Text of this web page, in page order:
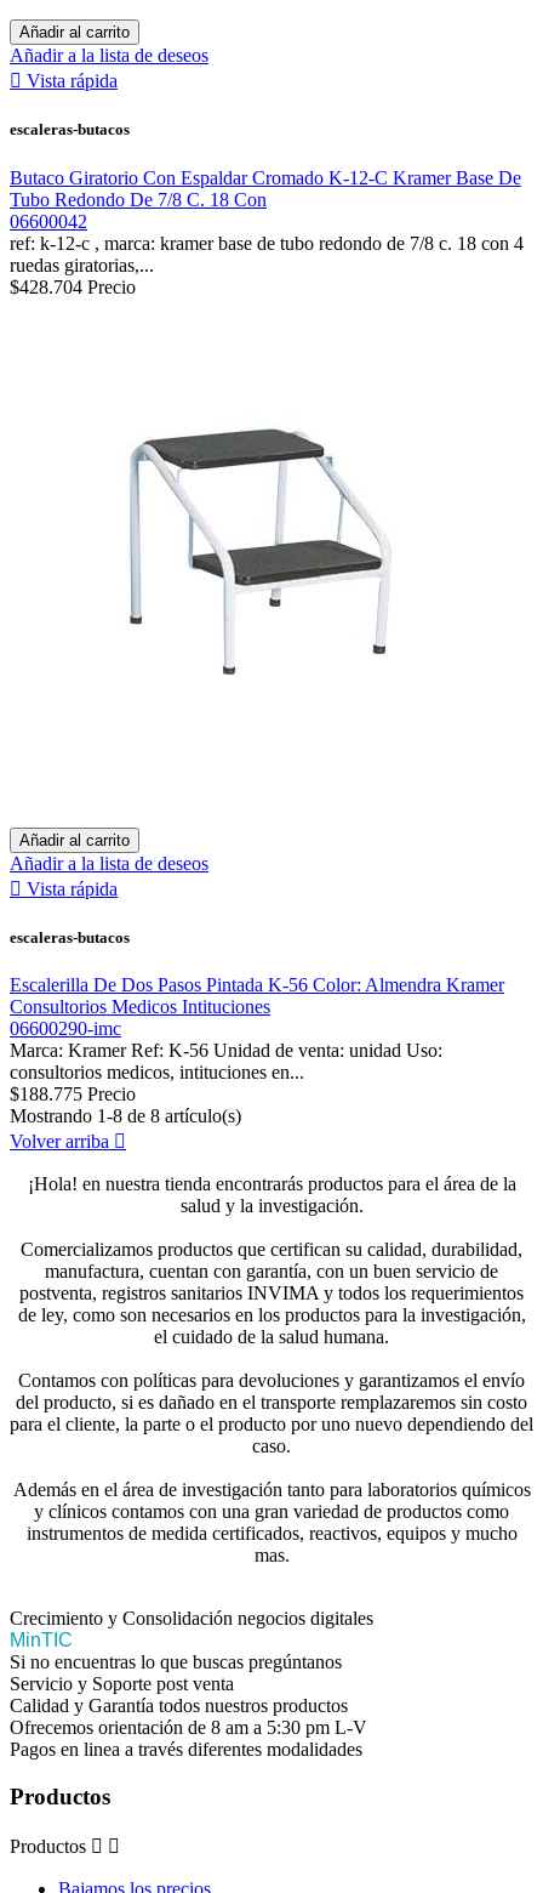
Añadir al carrito
Añadir a la lista de deseos
 Vista rápida
escaleras-butacos
Butaco Giratorio Con Espaldar Cromado K-12-C Kramer Base De
Tubo Redondo De 7/8 C. 18 Con
06600042
ref: k-12-c , marca: kramer base de tubo redondo de 7/8 c. 18 con 4
ruedas giratorias,...
$428.704 Precio
Añadir al carrito
Añadir a la lista de deseos
 Vista rápida
escaleras-butacos
Escalerilla De Dos Pasos Pintada K-56 Color: Almendra Kramer
Consultorios Medicos Intituciones
06600290-imc
Marca: Kramer Ref: K-56 Unidad de venta: unidad Uso:
consultorios medicos, intituciones en...
$188.775 Precio
Mostrando 1-8 de 8 artículo(s)
Volver arriba 
¡Hola! en nuestra tienda encontrarás productos para el área de la
salud y la investigación.
Comercializamos productos que certifican su calidad, durabilidad,
manufactura, cuentan con garantía, con un buen servicio de
postventa, registros sanitarios INVIMA y todos los requerimientos
de ley, como son necesarios en los productos para la investigación,
el cuidado de la salud humana.
Contamos con políticas para devoluciones y garantizamos el envío
del producto, si es dañado en el transporte remplazaremos sin costo
para el cliente, la parte o el producto por uno nuevo dependiendo del
caso.
Además en el área de investigación tanto para laboratorios químicos
y clínicos contamos con una gran variedad de productos como
instrumentos de medida certificados, reactivos, equipos y mucho
mas.
Crecimiento y Consolidación negocios digitales
MinTIC
Si no encuentras lo que buscas pregúntanos
Servicio y Soporte post venta
Calidad y Garantía todos nuestros productos
Ofrecemos orientación de 8 am a 5:30 pm L-V
Pagos en linea a través diferentes modalidades
Productos
Productos  